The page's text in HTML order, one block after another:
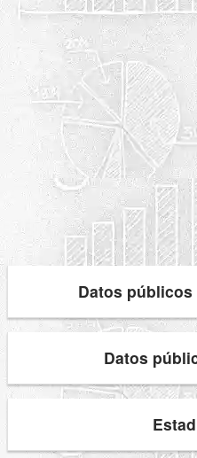
Datos públicos
Datos